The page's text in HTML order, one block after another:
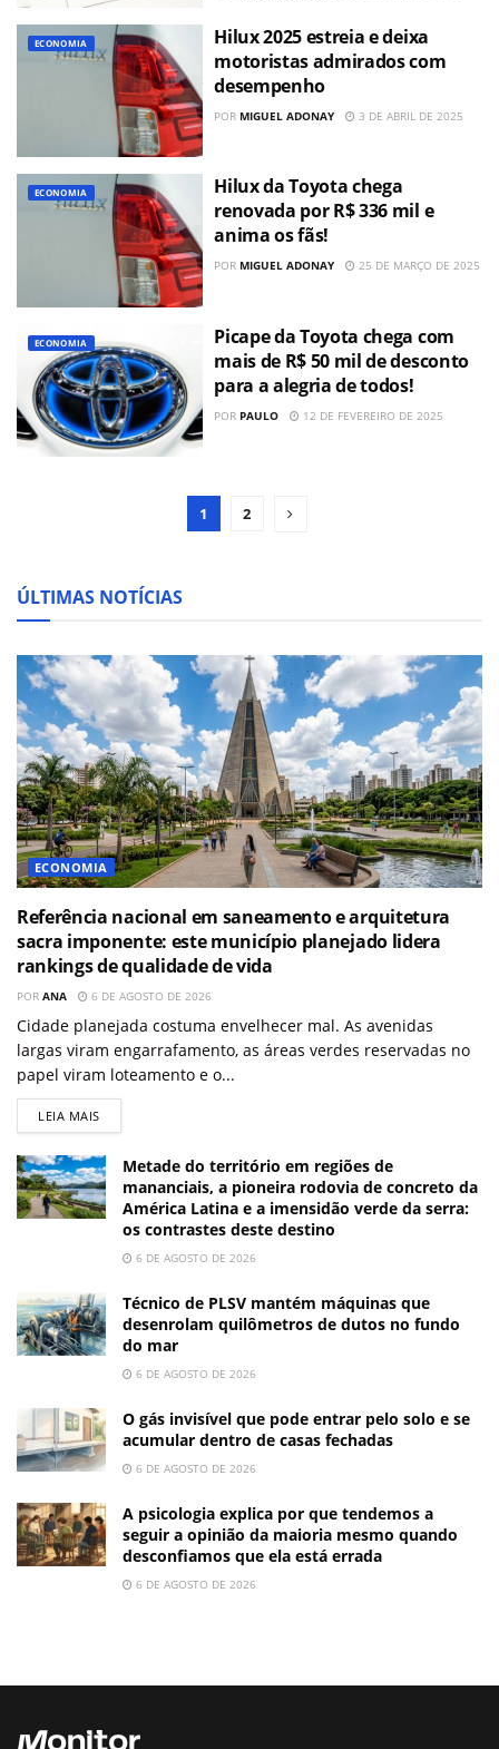
ECONOMIA
Hilux 2025 estreia e deixa
motoristas admirados com
desempenho
POR MIGUEL ADONAY 3 DE ABRIL DE 2025
ECONOMIA
Hilux da Toyota chega
renovada por R$ 336 mil e
anima os fãs!
POR MIGUEL ADONAY 25 DE MARÇO DE 2025
ECONOMIA
Picape da Toyota chega com
mais de R$ 50 mil de desconto
para a alegria de todos!
POR PAULO 12 DE FEVEREIRO DE 2025
1 2
ÚLTIMAS NOTÍCIAS
ECONOMIA
Referência nacional em saneamento e arquitetura
sacra imponente: este município planejado lidera
rankings de qualidade de vida
POR ANA 6 DE AGOSTO DE 2026
Cidade planejada costuma envelhecer mal. As avenidas
largas viram engarrafamento, as áreas verdes reservadas no
papel viram loteamento e o...
LEIA MAIS
Metade do território em regiões de
mananciais, a pioneira rodovia de concreto da
América Latina e a imensidão verde da serra:
os contrastes deste destino
6 DE AGOSTO DE 2026
Técnico de PLSV mantém máquinas que
desenrolam quilômetros de dutos no fundo
do mar
6 DE AGOSTO DE 2026
O gás invisível que pode entrar pelo solo e se
acumular dentro de casas fechadas
6 DE AGOSTO DE 2026
A psicologia explica por que tendemos a
seguir a opinião da maioria mesmo quando
desconfiamos que ela está errada
6 DE AGOSTO DE 2026